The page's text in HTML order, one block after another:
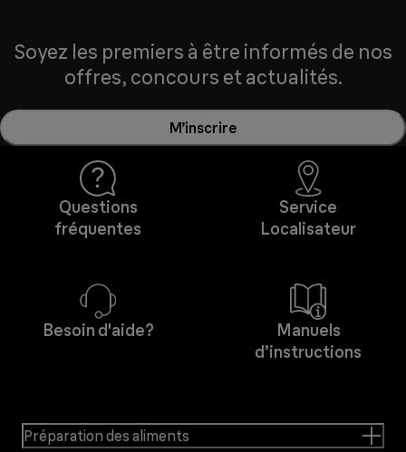
Soyez les premiers à être informés de nos
offres, concours et actualités.
M’inscrire
Questions
fréquentes
Service
Localisateur
Besoin d'aide?
Manuels
d’instructions
Préparation des aliments